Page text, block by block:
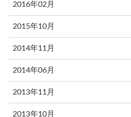
2016年02月
2015年10月
2014年11月
2014年06月
2013年11月
2013年10月